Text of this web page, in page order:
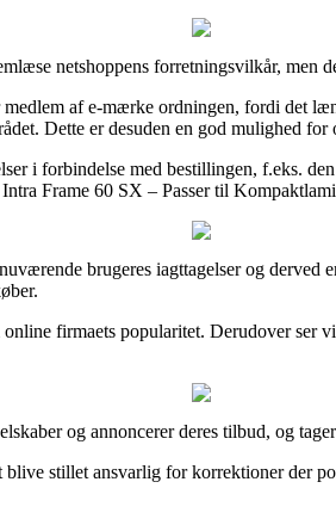
netshoppens forretningsvilkår, men
af e-mærke ordningen, fordi det
Dette er desuden en god mulighed
i forbindelse med bestillingen, f.eks.
Frame 60 SX – Passer til
brugeres iagttagelser og
firmaets popularitet. Derudover ser
og annoncerer deres tilbud, og
stillet ansvarlig for korrektioner der